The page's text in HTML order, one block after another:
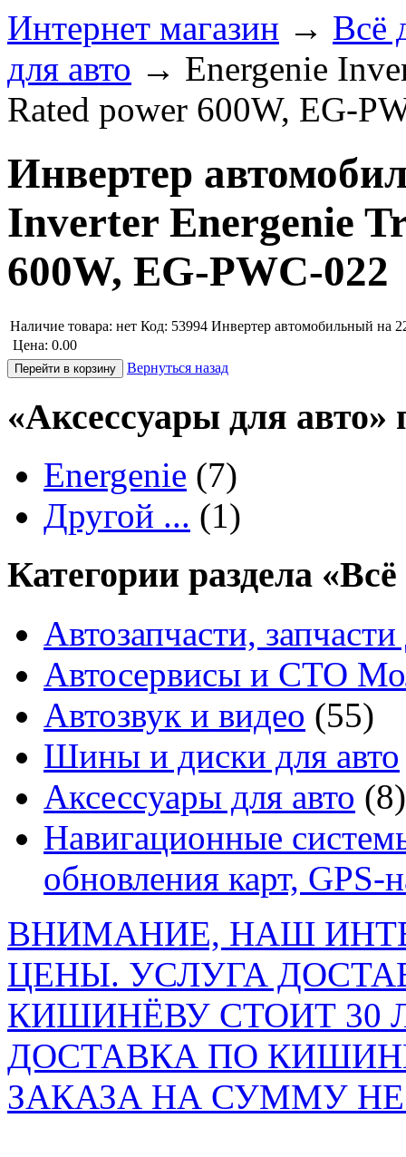
Интернет магазин → Всё
для авто → Energenie
Rated power 600W, EG-
Инвертер
Inverter Energenie
600W, EG-PWC-022
Наличие товара: нет Код: 53994 Инвертер автомобильный на
Цена: 0.00
Вернуться назад
«Аксесcуары для авто»
Energenie (7)
Другой ... (1)
Категории раздела
Автозапчасти, запчасти
Автосервисы и СТО
Автозвук и видео (55)
Шины и диски для авто
Аксесcуары для авто (8)
Навигационные
обновления карт, GPS-
ВНИМАНИЕ, НАШ
ЦЕНЫ. УСЛУГА
КИШИНЁВУ СТОИТ 30
ДОСТАВКА ПО
ЗАКАЗА НА СУММУ НЕ